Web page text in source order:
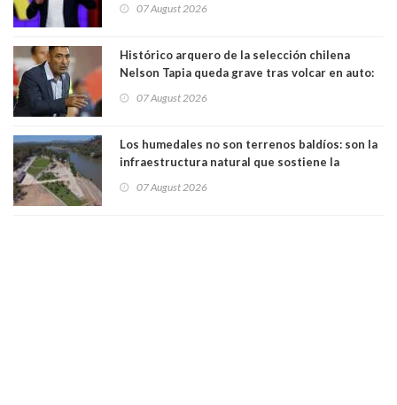
forma de quitar dignidad"
07 August 2026
Histórico arquero de la selección chilena
Nelson Tapia queda grave tras volcar en auto:
07 August 2026
Los humedales no son terrenos baldíos: son la
infraestructura natural que sostiene la
07 August 2026